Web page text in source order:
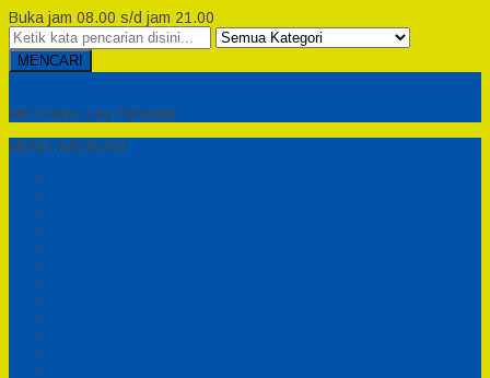
Buka jam 08.00 s/d jam 21.00
MENCARI
Min Haitsu Laa Yahtasib
MENU NAVIGASI